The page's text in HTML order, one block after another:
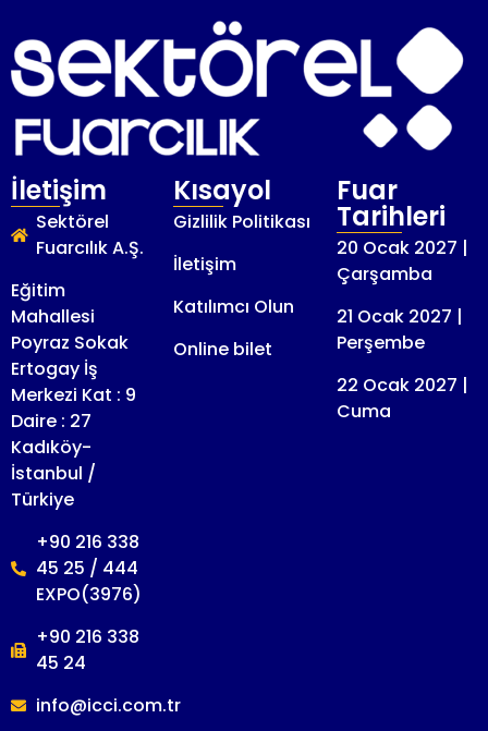
İletişim
Sektörel
Fuarcılık A.Ş.
Eğitim
Mahallesi
Poyraz Sokak
Ertogay İş
Merkezi Kat : 9
Daire : 27
Kadıköy-
İstanbul /
Türkiye
+90 216 338
45 25 / 444
EXPO(3976)
+90 216 338
45 24
info@icci.com.tr
Kısayol
Gizlilik Politikası
İletişim
Katılımcı Olun
Online bilet
Fuar
Tarihleri
20 Ocak 2027 |
Çarşamba
21 Ocak 2027 |
Perşembe
22 Ocak 2027 |
Cuma